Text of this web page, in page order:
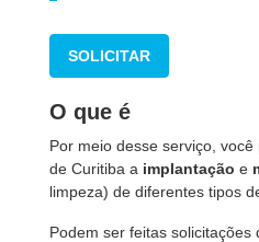
SOLICITAR
O que é
Por meio desse serviço,
de Curitiba a implantação e
limpeza) de diferentes tipos
Podem ser feitas solicitações